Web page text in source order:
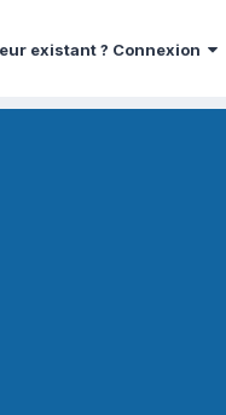
existant ? Connexion